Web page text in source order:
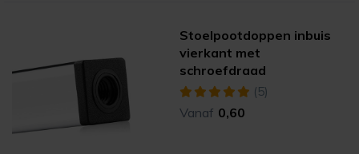
Stoelpootdoppen inbuis
vierkant met
schroefdraad
(5)
Vanaf 0,60